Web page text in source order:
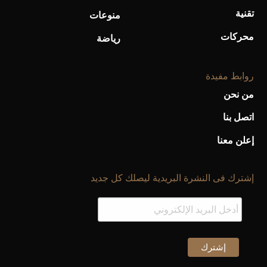
تقنية
محركات
منوعات
رياضة
روابط مفيدة
من نحن
اتصل بنا
إعلن معنا
إشترك فى النشرة البريدية ليصلك كل جديد